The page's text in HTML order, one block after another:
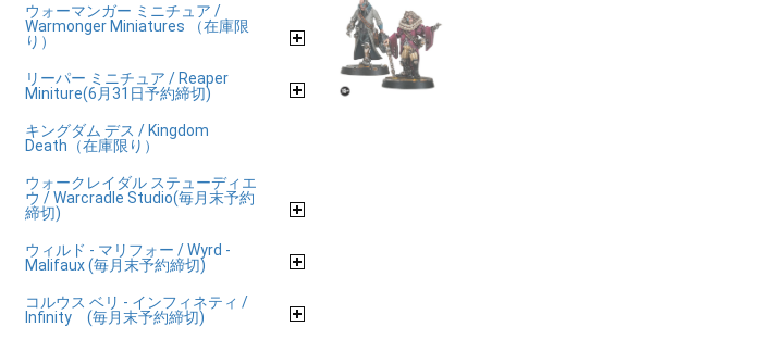
ウォーマンガー ミニチュア /
Warmonger Miniatures （在庫限
り）
リーパー ミニチュア / Reaper
Miniture(6月31日予約締切)
キングダム デス / Kingdom
Death（在庫限り）
ウォークレイダル ステューディエ
ウ / Warcradle Studio(毎月末予約
締切)
ウィルド - マリフォー / Wyrd -
Malifaux (毎月末予約締切)
コルウス ベリ - インフィネティ /
Infinity (毎月末予約締切)